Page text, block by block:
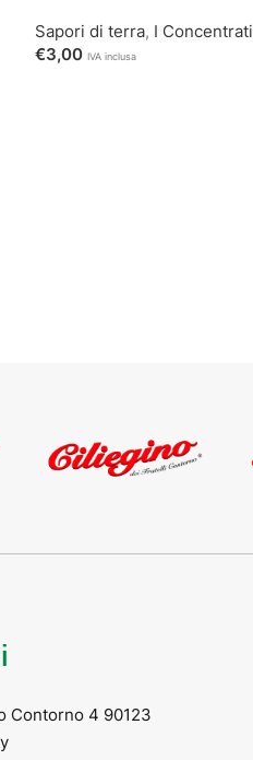
Sapori di terra, I Concentrati
€3,00 IVA inclusa
Contorno 4 90123